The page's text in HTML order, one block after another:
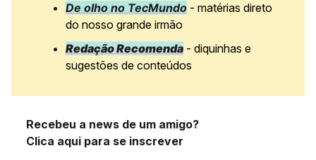
De olho no TecMundo - matérias direto
do nosso grande irmão
Redação Recomenda - diquinhas e
sugestões de conteúdos
Recebeu a news de um amigo?
Clica aqui para se inscrever